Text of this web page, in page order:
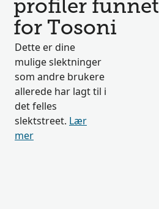
profiler funnet
for Tosoni
Dette er dine
mulige slektninger
som andre brukere
allerede har lagt til i
det felles
slektstreet. Lær
mer